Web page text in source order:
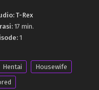
T-Rex
17 min.
1
Hentai
Housewife